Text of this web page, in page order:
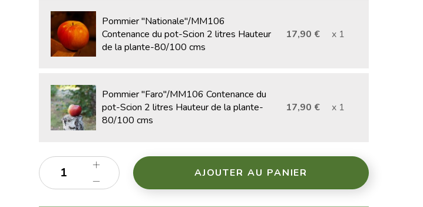
Pommier "Nationale"/MM106
Contenance du pot-Scion 2 litres Hauteur
de la plante-80/100 cms
17,90 € x 1
Pommier "Faro"/MM106 Contenance du
pot-Scion 2 litres Hauteur de la plante-
80/100 cms
17,90 € x 1
AJOUTER AU PANIER